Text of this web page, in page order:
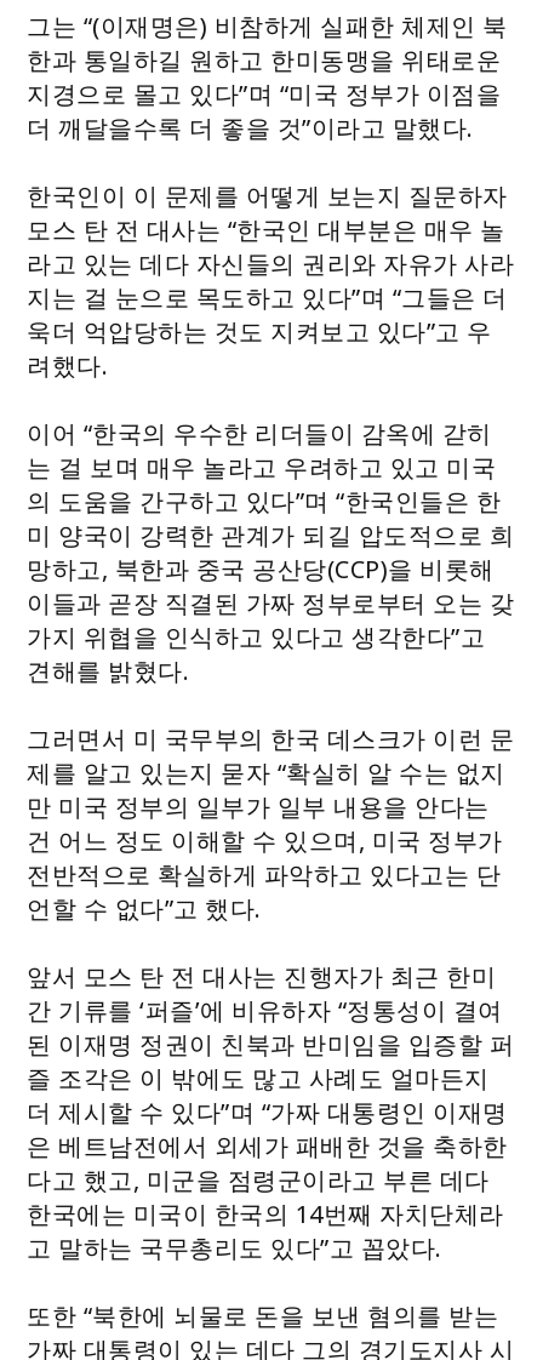
그는 “(이재명은) 비참하게 실패한 체제인 북
한과 통일하길 원하고 한미동맹을 위태로운
지경으로 몰고 있다”며 “미국 정부가 이점을
더 깨달을수록 더 좋을 것”이라고 말했다.
한국인이 이 문제를 어떻게 보는지 질문하자
모스 탄 전 대사는 “한국인 대부분은 매우 놀
라고 있는 데다 자신들의 권리와 자유가 사라
지는 걸 눈으로 목도하고 있다”며 “그들은 더
욱더 억압당하는 것도 지켜보고 있다”고 우
려했다.
이어 “한국의 우수한 리더들이 감옥에 갇히
는 걸 보며 매우 놀라고 우려하고 있고 미국
의 도움을 간구하고 있다”며 “한국인들은 한
미 양국이 강력한 관계가 되길 압도적으로 희
망하고, 북한과 중국 공산당(CCP)을 비롯해
이들과 곧장 직결된 가짜 정부로부터 오는 갖
가지 위협을 인식하고 있다고 생각한다”고
견해를 밝혔다.
그러면서 미 국무부의 한국 데스크가 이런 문
제를 알고 있는지 묻자 “확실히 알 수는 없지
만 미국 정부의 일부가 일부 내용을 안다는
건 어느 정도 이해할 수 있으며, 미국 정부가
전반적으로 확실하게 파악하고 있다고는 단
언할 수 없다”고 했다.
앞서 모스 탄 전 대사는 진행자가 최근 한미
간 기류를 ‘퍼즐’에 비유하자 “정통성이 결여
된 이재명 정권이 친북과 반미임을 입증할 퍼
즐 조각은 이 밖에도 많고 사례도 얼마든지
더 제시할 수 있다”며 “가짜 대통령인 이재명
은 베트남전에서 외세가 패배한 것을 축하한
다고 했고, 미군을 점령군이라고 부른 데다
한국에는 미국이 한국의 14번째 자치단체라
고 말하는 국무총리도 있다”고 꼽았다.
또한 “북한에 뇌물로 돈을 보낸 혐의를 받는
가짜 대통령이 있는 데다 그의 경기도지사 시